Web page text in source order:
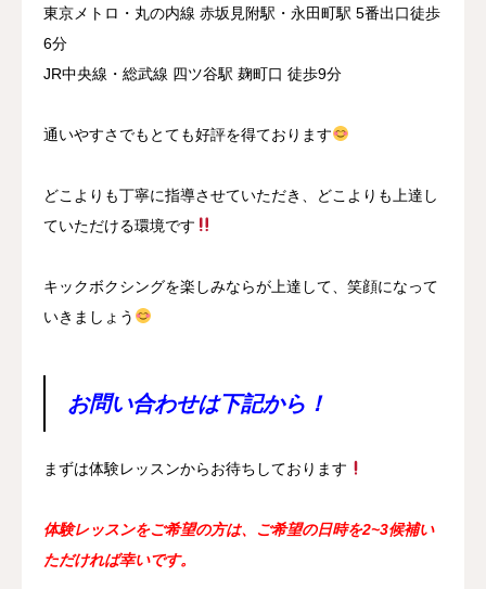
東京メトロ・丸の内線 赤坂見附駅・永田町駅 5番出口徒歩
6分
JR中央線・総武線 四ツ谷駅 麹町口 徒歩9分
通いやすさでもとても好評を得ております
どこよりも丁寧に指導させていただき、どこよりも上達し
ていただける環境です
キックボクシングを楽しみならが上達して、笑顔になって
いきましょう
お問い合わせは下記から！
まずは体験レッスンからお待ちしております
体験レッスンをご希望の方は、ご希望の日時を2~3候補い
ただければ幸いです。